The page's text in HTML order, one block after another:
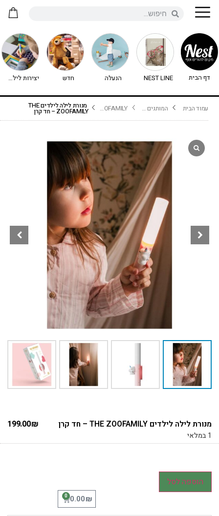
דף הבית NEST LINE הנעלה חדש יצירות לילדים - יצירה לילדים
עמוד הבית המותגים שלנו THE ZOOFAMILY מנורת לילה לילדים THE
ZOOFAMILY – חד קרן
מנורת לילה לילדים THE ZOOFAMILY – חד קרן 199.00₪
1 במלאי
הוספה לסל
0.00₪
0